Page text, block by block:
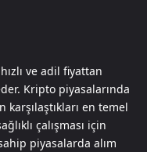
ve adil fiyattan
Kripto piyasalarında
karşılaştıkları en temel
çalışması için
piyasalarda alım